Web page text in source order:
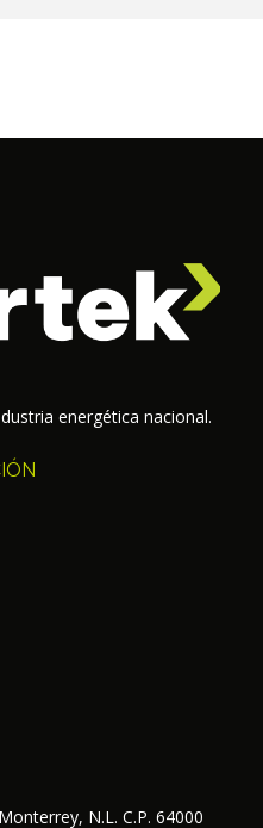
energética nacional.
N.L. C.P. 64000